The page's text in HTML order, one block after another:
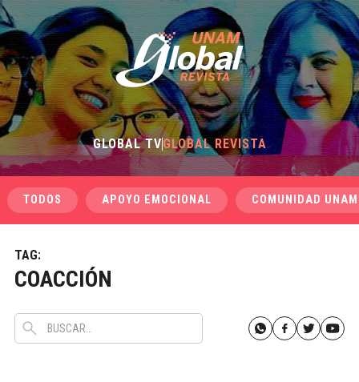
GLOBAL TVGLOBAL REVISTA
TODOS APOYO EMOCIONAL COMUNIDAD UNAM
TAG:
COACCIÓN